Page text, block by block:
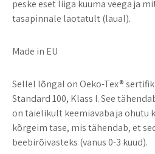
peske eset liiga kuuma veega ja
tasapinnale laotatult (laual).
Made in EU
Sellel lõngal on Oeko-Tex®
Standard 100, Klass I. See
on täielikult keemiavaba ja ohutu
kõrgeim tase, mis tähendab, et
beebirõivasteks (vanus 0-3 kuud).